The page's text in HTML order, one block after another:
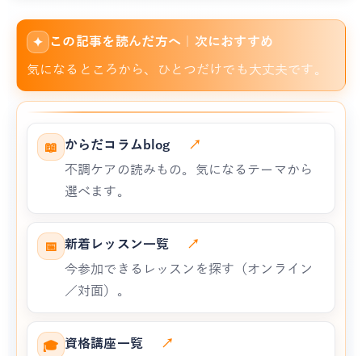
✦ この記事を読んだ方へ｜次におすすめ
気になるところから、ひとつだけでも大丈夫です。
📖 からだコラムblog
↗
不調ケアの読みもの。気になるテーマから
選べます。
📅 新着レッスン一覧
↗
今参加できるレッスンを探す（オンライン
／対面）。
🎓 資格講座一覧
↗